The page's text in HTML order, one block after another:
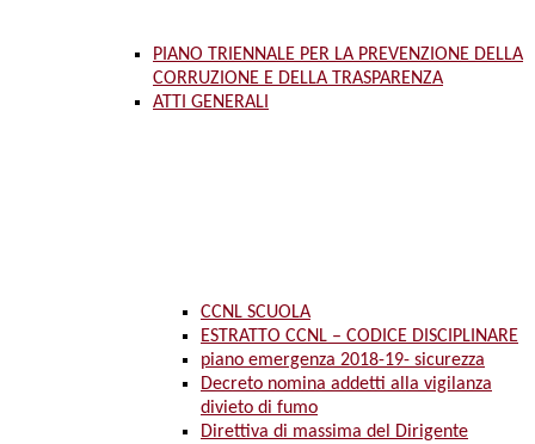
PIANO TRIENNALE PER LA PREVENZIONE DELLA
CORRUZIONE E DELLA TRASPARENZA
ATTI GENERALI
CCNL SCUOLA
ESTRATTO CCNL – CODICE DISCIPLINARE
piano emergenza 2018-19- sicurezza
Decreto nomina addetti alla vigilanza
divieto di fumo
Direttiva di massima del Dirigente